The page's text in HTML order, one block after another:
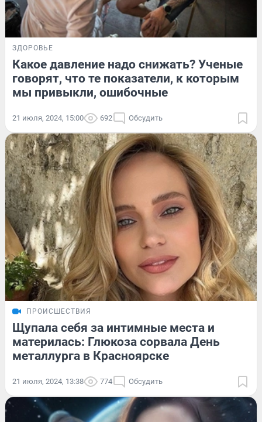
ЗДОРОВЬЕ
Какое давление надо снижать? Ученые
говорят, что те показатели, к которым
мы привыкли, ошибочные
21 июля, 2024, 15:00 692 Обсудить
ПРОИСШЕСТВИЯ
Щупала себя за интимные места и
материлась: Глюкоза сорвала День
металлурга в Красноярске
21 июля, 2024, 13:38 774 Обсудить